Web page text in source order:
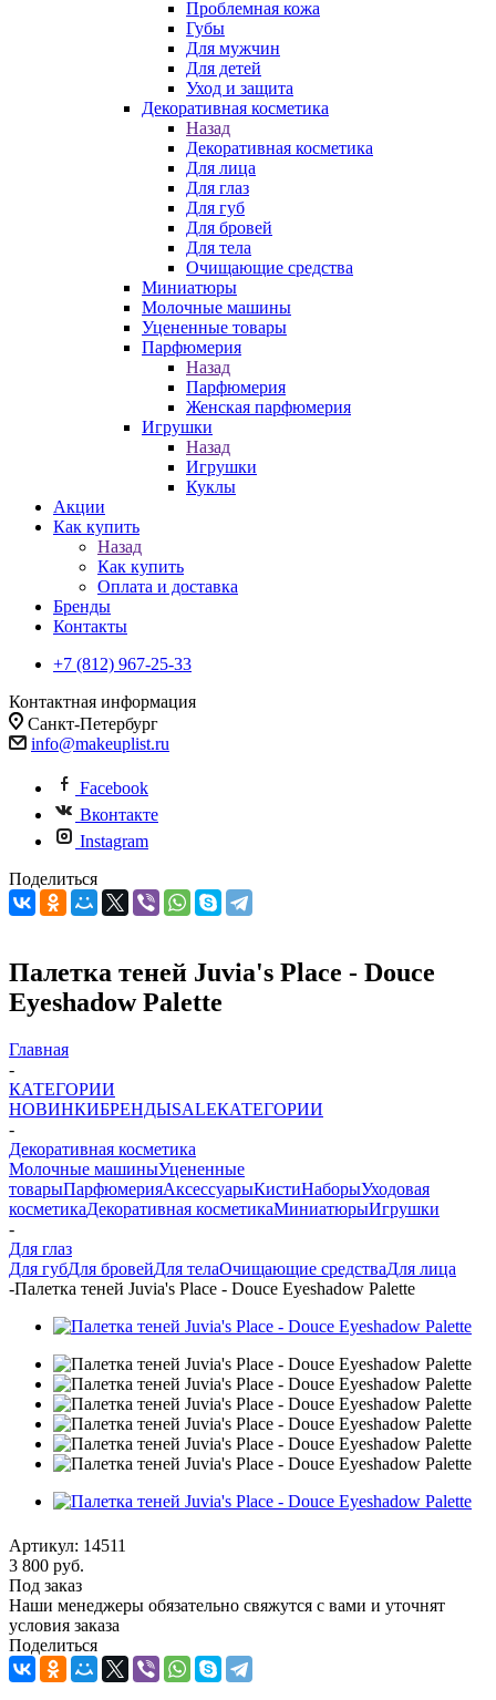
Проблемная кожа
Губы
Для мужчин
Для детей
Уход и защита
Декоративная косметика
Назад
Декоративная косметика
Для лица
Для глаз
Для губ
Для бровей
Для тела
Очищающие средства
Миниатюры
Молочные машины
Уцененные товары
Парфюмерия
Назад
Парфюмерия
Женская парфюмерия
Игрушки
Назад
Игрушки
Куклы
Акции
Как купить
Назад
Как купить
Оплата и доставка
Бренды
Контакты
+7 (812) 967-25-33
Контактная информация
Санкт-Петербург
info@makeuplist.ru
Facebook
Вконтакте
Instagram
Поделиться
Палетка теней Juvia's Place - Douce
Eyeshadow Palette
Главная
-
КАТЕГОРИИ
НОВИНКИБРЕНДЫSALEКАТЕГОРИИ
-
Декоративная косметика
Молочные машиныУцененные
товарыПарфюмерияАксессуарыКистиНаборыУходовая
косметикаДекоративная косметикаМиниатюрыИгрушки
-
Для глаз
Для губДля бровейДля телаОчищающие средстваДля лица
-Палетка теней Juvia's Place - Douce Eyeshadow Palette
Артикул: 14511
3 800 руб.
Под заказ
Наши менеджеры обязательно свяжутся с вами и уточнят
условия заказа
Поделиться